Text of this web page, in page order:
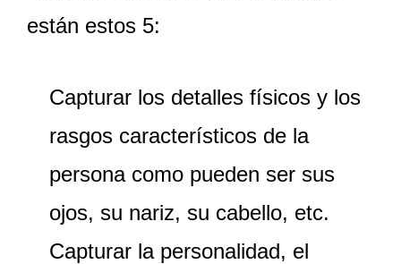
están estos 5:
Capturar los detalles físicos y los
rasgos característicos de la
persona como pueden ser sus
ojos, su nariz, su cabello, etc.
Capturar la personalidad, el